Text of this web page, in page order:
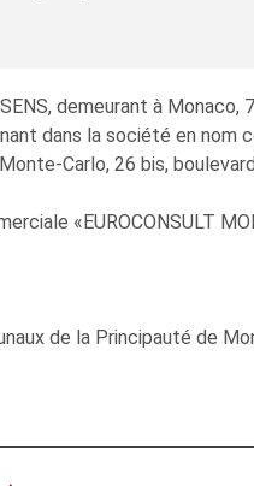
demeurant à Monaco,
dans la société en nom
Carlo, 26 bis,
«EUROCONSULT
de la Principauté de